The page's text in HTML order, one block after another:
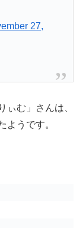
27,
ぃむ」さんは、
ようです。